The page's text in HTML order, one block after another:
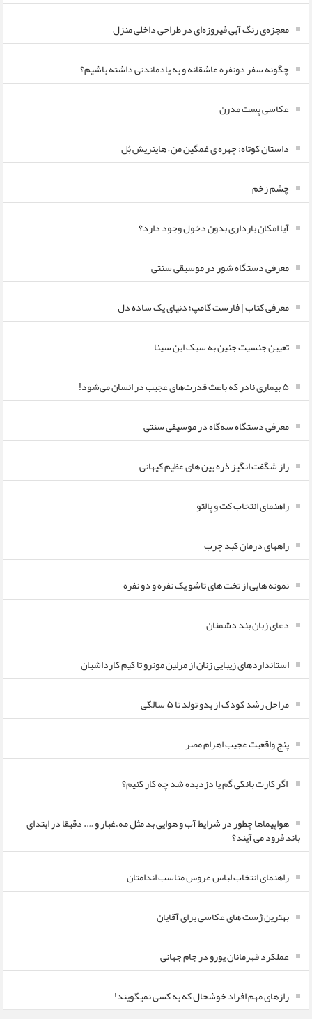
معجزه‌ی رنگ آبی فیروزه‌ای در طراحی داخلی منزل
چگونه سفر دونفره عاشقانه و به یادماندنی داشته باشیم؟
عکاسی پست مدرن
داستان کوتاه: چهره ی غمگین من – هاینریش بُل
چشم زخم
آیا امکان بارداری بدون دخول وجود دارد؟
معرفی دستگاه شور در موسیقی سنتی
معرفی کتاب | فارست گامپ؛ دنیای یک ساده دل
تعیین جنسیت جنین به سبک ابن سینا
۵ بیماری نادر که باعث قدرت‌های عجیب در انسان می‌شود!
معرفی دستگاه سه‌گاه در موسیقی سنتی
راز شگفت انگیز ذره بین های عظیم کیهانی
راهنمای انتخاب کت و پالتو
راههای درمان کبد چرب
نمونه هایی از تخت های تاشو یک نفره و دو نفره
دعای زبان بند دشمنان
استانداردهای زیبایی زنان از مرلین مونرو تا کیم کارداشیان
مراحل رشد کودک از بدو تولد تا ۵ سالگی
پنج واقعیت عجیب اهرام مصر
اگر کارت بانکی گم یا دزدیده شد چه کار کنیم؟
هواپیماها چطور در شرایط آب و هوایی بد مثل مه،غبار و …. دقیقا در ابتدای
باند فرود می آیند؟
راهنمای انتخاب لباس عروس مناسب اندامتان
بهترین ژست های عکاسی برای آقایان
عملکرد قهرمانان یورو در جام جهانی
رازهای مهم افراد خوشحال که به کسی نمیگویند!